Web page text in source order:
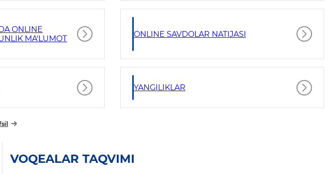
ONLINE
MA'LUMOT
ONLINE SAVDOLAR NATIJASI
YANGILIKLAR
VOQEALAR TAQVIMI